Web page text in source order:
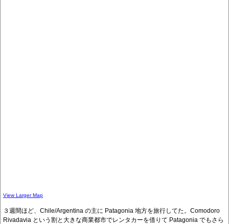
View Larger Map
３週間ほど、Chile/Argentina の主に Patagonia 地方を旅行してた。Comodoro
Rivadavia という割と大きな商業都市でレンタカーを借りて Patagonia でもさら